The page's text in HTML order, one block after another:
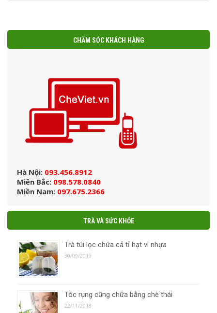
CHĂM SÓC KHÁCH HÀNG
Hà Nội: 093.456.8912
Miền Bắc: 098.578.0840
Miền Nam: 097.675.2366
TRÀ VÀ SỨC KHỎE
Trà túi lọc chứa cả tỉ hạt vi nhựa
30/09/2019
Tóc rụng cũng chữa bằng chè thái
22/11/2018